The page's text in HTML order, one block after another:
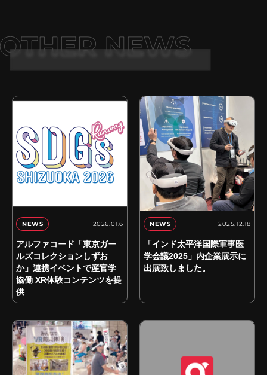
NEWS 2026.01.6
アルファコード「東京ガー
ルズコレクションしずお
か」連携イベントで産官学
協働 XR体験コンテンツを提
供
NEWS 2025.12.18
「インド太平洋国際軍事医
学会議2025」内企業展示に
出展致しました。